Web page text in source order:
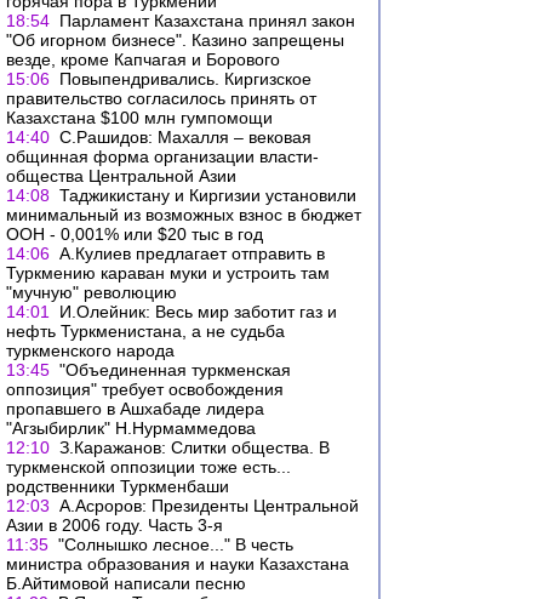
18:54 Парламент Казахстана принял закон
"Об игорном бизнесе". Казино запрещены
везде, кроме Капчагая и Борового
15:06 Повыпендривались. Киргизское
правительство согласилось принять от
Казахстана $100 млн гумпомощи
14:40 С.Рашидов: Махалля – вековая
общинная форма организации власти-
общества Центральной Азии
14:08 Таджикистану и Киргизии установили
минимальный из возможных взнос в бюджет
ООН - 0,001% или $20 тыс в год
14:06 А.Кулиев предлагает отправить в
Туркмению караван муки и устроить там
"мучную" революцию
14:01
И.Олейник: Весь мир заботит газ и
нефть Туркменистана, а не судьба
туркменского народа
13:45 "Объединенная туркменская
оппозиция" требует освобождения
пропавшего в Ашхабаде лидера
"Агзыбирлик" Н.Нурмаммедова
12:10 З.Каражанов: Слитки общества. В
туркменской оппозиции тоже есть...
родственники Туркменбаши
12:03 А.Асроров: Президенты Центральной
Азии в 2006 году. Часть 3-я
11:35 "Солнышко лесное..." В честь
министра образования и науки Казахстана
Б.Айтимовой написали песню